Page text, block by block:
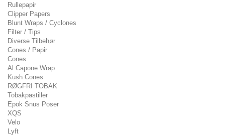
Rullepapir
Clipper Papers
Blunt Wraps / Cyclones
Filter / Tips
Diverse Tilbehør
Cones / Papir
Cones
Al Capone Wrap
Kush Cones
RØGFRI TOBAK
Tobakpastiller
Epok Snus Poser
XQS
Velo
Lyft